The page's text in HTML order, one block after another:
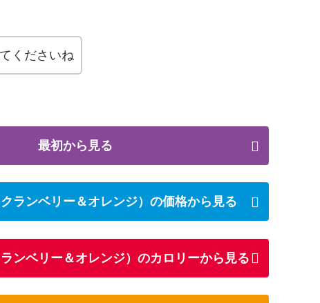
くださいね
最初から見る
ランベリー＆オレンジ）の価格から見る
ンベリー＆オレンジ）のカロリーから見る